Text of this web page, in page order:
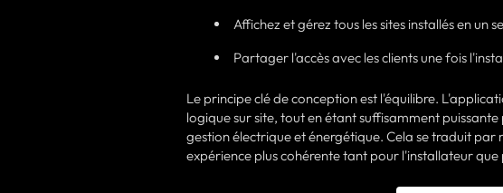
Affichez et gérez tous les sites installés en un
Partager l'accès avec les clients une fois
Le principe clé de conception est l'équilibre.
logique sur site, tout en étant suffisamment
gestion électrique et énergétique. Cela se traduit par
expérience plus cohérente tant pour l'installateur que